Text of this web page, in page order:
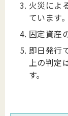
火災によ
ています。
固定資産
即日発行
上の判定
す。